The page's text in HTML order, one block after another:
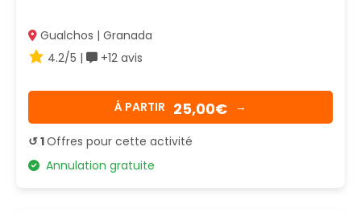
Gualchos | Granada
4.2/5 |
+12 avis
Á PARTIR 25,00€ →
↺ 1Offres pour cette activité
Annulation gratuite